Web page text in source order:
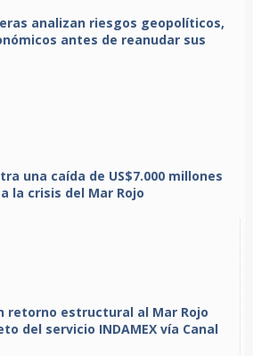
analizan riesgos geopolíticos,
antes de reanudar sus
una caída de US$7.000 millones
la crisis del Mar Rojo
retorno estructural al Mar Rojo
del servicio INDAMEX vía Canal